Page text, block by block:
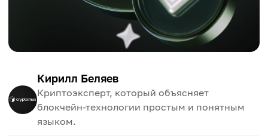
Кирилл Беляев
Криптоэксперт, который объясняет
блокчейн-технологии простым и понятным
языком.